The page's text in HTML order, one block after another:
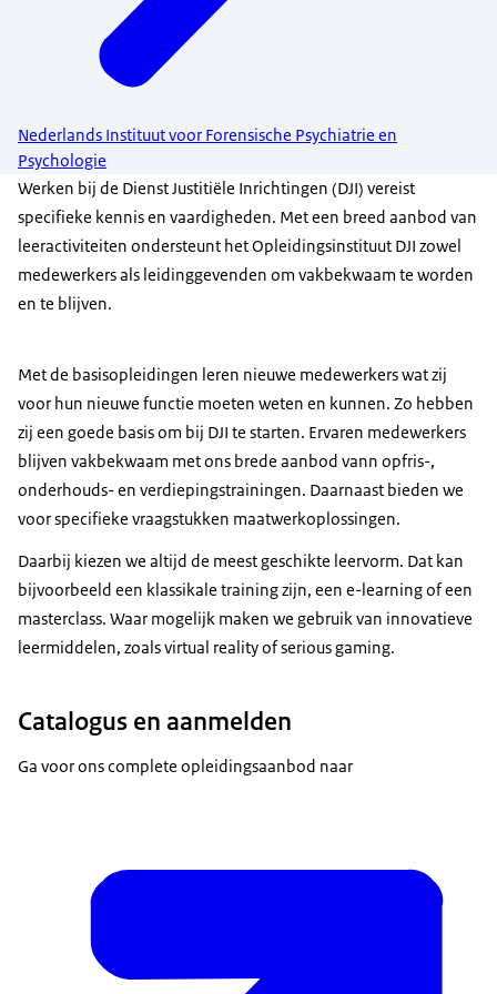
Nederlands Instituut voor Forensische Psychiatrie en
Psychologie
Werken bij de Dienst Justitiële Inrichtingen (DJI) vereist
specifieke kennis en vaardigheden. Met een breed aanbod van
leeractiviteiten ondersteunt het Opleidingsinstituut DJI zowel
medewerkers als leidinggevenden om vakbekwaam te worden
en te blijven.
Met de basisopleidingen leren nieuwe medewerkers wat zij
voor hun nieuwe functie moeten weten en kunnen. Zo hebben
zij een goede basis om bij DJI te starten. Ervaren medewerkers
blijven vakbekwaam met ons brede aanbod vann opfris-,
onderhouds- en verdiepingstrainingen. Daarnaast bieden we
voor specifieke vraagstukken maatwerkoplossingen.
Daarbij kiezen we altijd de meest geschikte leervorm. Dat kan
bijvoorbeeld een klassikale training zijn, een e-learning of een
masterclass. Waar mogelijk maken we gebruik van innovatieve
leermiddelen, zoals virtual reality of serious gaming.
Catalogus en aanmelden
Ga voor ons complete opleidingsaanbod naar